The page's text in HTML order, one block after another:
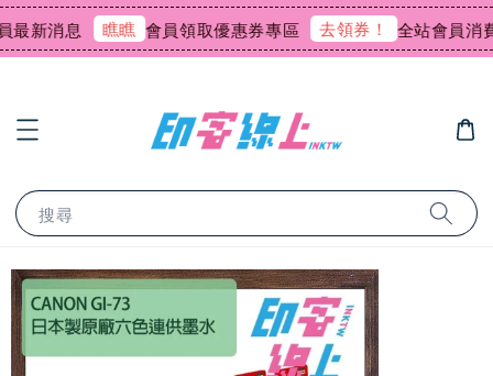
新消息 瞧瞧 會員領取優惠券專區 去領券！ 全站會員消費
搜尋